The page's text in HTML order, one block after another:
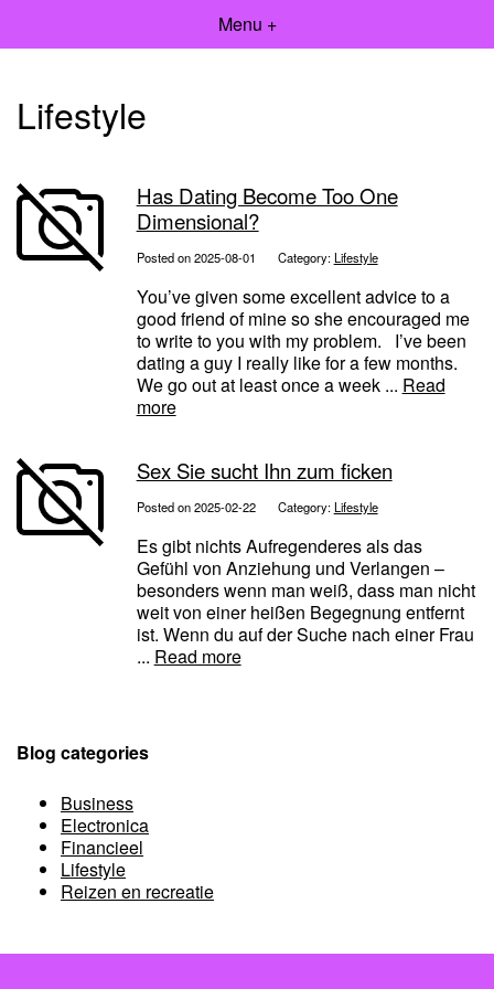
Menu +
Lifestyle
Has Dating Become Too One
Dimensional?
Posted on 2025-08-01 Category:Lifestyle
You’ve given some excellent advice to a
good friend of mine so she encouraged me
to write to you with my problem. I’ve been
dating a guy I really like for a few months.
We go out at least once a week ... Read
more
Sex Sie sucht Ihn zum ficken
Posted on 2025-02-22 Category:Lifestyle
Es gibt nichts Aufregenderes als das
Gefühl von Anziehung und Verlangen –
besonders wenn man weiß, dass man nicht
weit von einer heißen Begegnung entfernt
ist. Wenn du auf der Suche nach einer Frau
... Read more
Blog categories
Business
Electronica
Financieel
Lifestyle
Reizen en recreatie